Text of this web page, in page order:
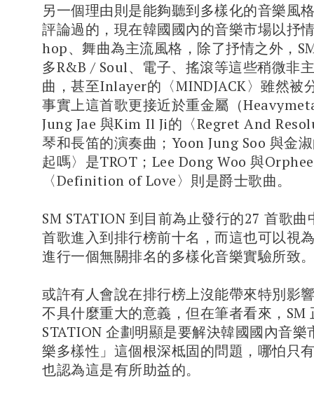
另一個理由則是能夠聽到多樣化的音樂風
評論過的，現在韓國國內的音樂市場以抒
hop、舞曲為主流風格，除了抒情之外，
多R&B / Soul、電子、搖滾等這些稍微非
曲，甚至Inlayer的〈MINDJACK〉雖然被
事實上這首歌更接近於重金屬（
Jung Jae 與Kim Il Ji的〈Regret And
琴和長笛的演奏曲；Yoon Jung Soo 與金
起嗎〉是TROT；Lee Dong Woo 與
〈Definition of Love〉則是爵士歌曲。
SM STATION 到目前為止發行的27 首歌
首歌進入到排行榜前十名，而這也可以視
進行一個無關排名的多樣化音樂實驗所致
或許有人會說在排行榜上沒能帶來特別影
不具什麼重大的意義，但在筆者看來，SM
STATION 企劃明顯是要解決韓國國內音樂
樂多樣性」這個根深柢固的問題，哪怕只
也認為這是有所助益的。